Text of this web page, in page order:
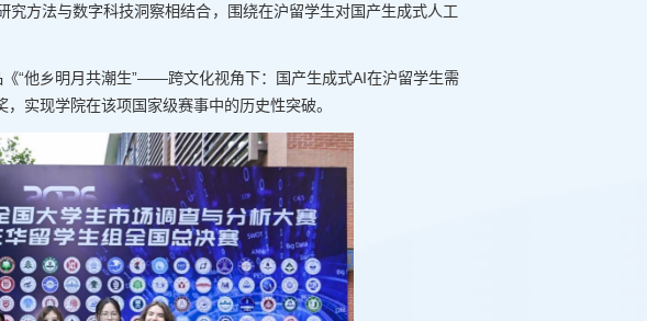
方法与数字科技洞察相结合，围绕在沪留学生对国产生成式人工
“他乡明月共潮生”——跨文化视角下：国产生成式AI在沪留学生需
实现学院在该项国家级赛事中的历史性突破。